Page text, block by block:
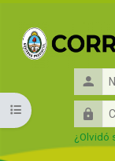
Nombre
de
usuario
¿Olvidó
Abrir índice del curso